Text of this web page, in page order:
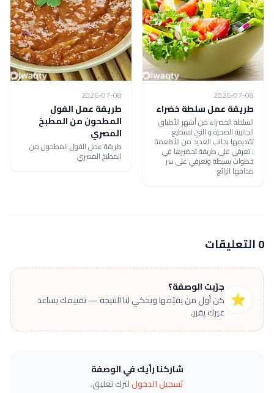
2026-07-08
طريقة عمل سلطة خضراء
السلطة الخضراء من أشهر الأطباق
الجانبية الصحية و التي نستطيع
تقديمها بجانب العديد من الأطعمة
، تعرفي على طريقة تحضيرها في
خطوات بسيطة وتعرفي على سر
مذاقها الرائع
2026-07-08
طريقة عمل الفول
المطحون من المطبخ
المصري
طريقة عمل الفول المطحون من
المطبخ المصري
0 التعليقات
⭐
جرّبت الوصفة؟
كن أول من يقيّمها ويحكي لنا النتيجة — تقييمك يساعد
غيرك يقرر.
شاركنا رأيك في الوصفة
تسجيل الدخوللترك تعليق.